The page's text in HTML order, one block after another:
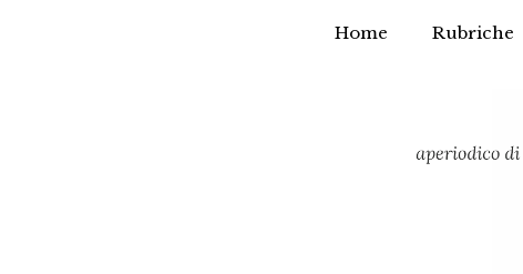
Home Rubriche